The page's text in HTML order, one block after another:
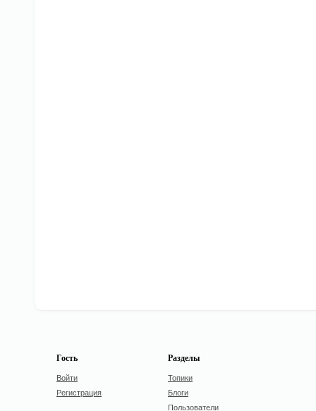
Гость
Войти
Регистрация
Разделы
Топики
Блоги
Пользователи